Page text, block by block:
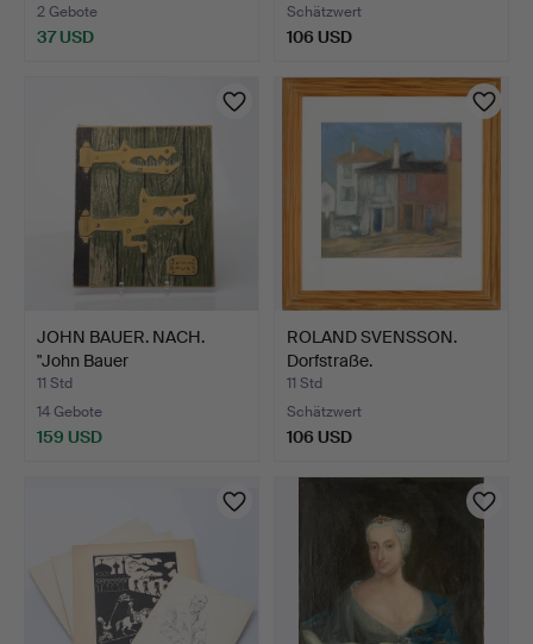
2 Gebote
37 USD
Schätzwert
106 USD
JOHN BAUER. NACH.
"John Bauer
sagotecknare…
11 Std
14 Gebote
159 USD
ROLAND SVENSSON.
Dorfstraße.
11 Std
Schätzwert
106 USD